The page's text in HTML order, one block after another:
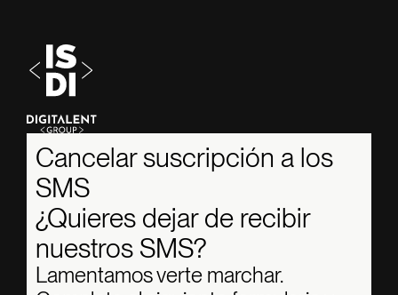
Cancelar suscripción a los
SMS
¿Quieres dejar de recibir
nuestros SMS?
Lamentamos verte marchar.